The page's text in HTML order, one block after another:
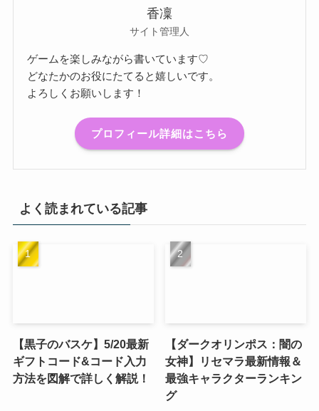
香凜
サイト管理人
ゲームを楽しみながら書いています♡
どなたかのお役にたてると嬉しいです。
よろしくお願いします！
プロフィール詳細はこちら
よく読まれている記事
【黒子のバスケ】5/20最新
ギフトコード&コード入力
方法を図解で詳しく解説！
【ダークオリンポス：闇の
女神】リセマラ最新情報＆
最強キャラクターランキン
グ